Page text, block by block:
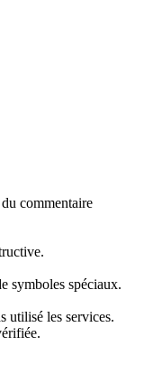
commentaire
symboles spéciaux.
utilisé les services.